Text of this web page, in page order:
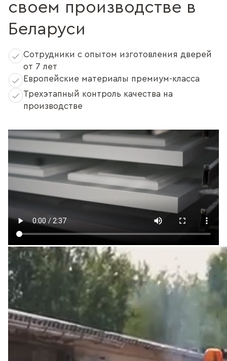
своем производстве в
Беларуси
Сотрудники с опытом изготовления дверей
от 7 лет
Европейские материалы премиум-класса
Трехэтапный контроль качества на
производстве